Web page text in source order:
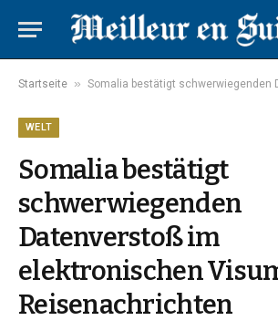
Startseite » Somalia bestätigt schwerwiegenden Datenverstoß im
WELT
Somalia bestätigt
schwerwiegenden
Datenverstoß im
elektronischen
Reisenachrichten